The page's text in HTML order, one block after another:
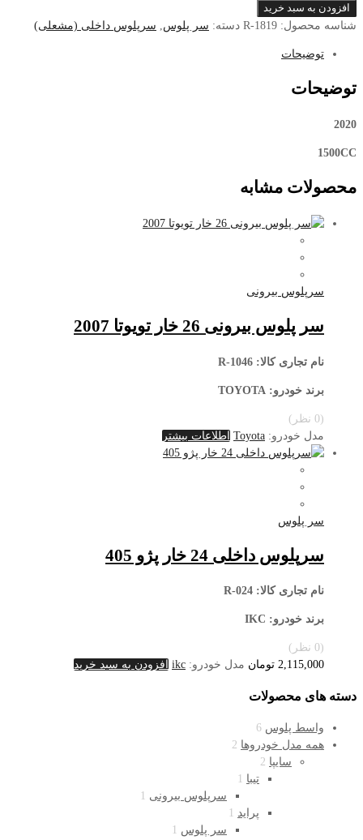
افزودن به سبد خرید
شناسه محصول: R-1819 دسته: سر پلوس سرپلوس داخلی (مشعلی)
توضیحات
توضیحات
2020
1500CC
محصولات مشابه
سرپلوس بیرونی
سر پلوس بیرونی 26 خار تویوتا 2007
نام تجاری کالا: R-1046
برند خودرو: TOYOTA
(0 نظر)
مدل خودرو: Toyota اطلاعات بیشتر
سر پلوس
سرپلوس داخلی 24 خار پژو 405
نام تجاری کالا: R-024
برند خودرو: IKC
(0 نظر)
2,115,000 تومان مدل خودرو: ikc افزودن به سبد خرید
دسته های محصولات
واسط پلوس 6
همه مدل خودروها 2
سایپا 2
تیبا 1
سرپلوس بیرونی 1
پراید 1
سر پلوس 1